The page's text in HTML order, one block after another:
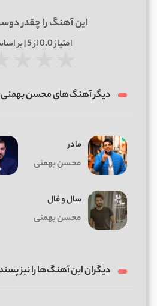
این آهنگ را چقدر
امتیاز0.0از 5 | بر اساس
دیگر آهنگ‌های محسن
مادر
محسن بهمنی
سال و فال
محسن بهمنی
دیگران این آهنگ‌ها را نیز